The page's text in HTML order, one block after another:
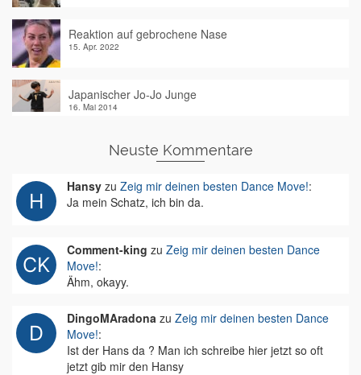
Reaktion auf gebrochene Nase
15. Apr. 2022
Japanischer Jo-Jo Junge
16. Mai 2014
Neuste Kommentare
Hansy zu Zeig mir deinen besten Dance Move!:
Ja mein Schatz, ich bin da.
Comment-king zu Zeig mir deinen besten Dance
Move!:
Ähm, okayy.
DingoMAradona zu Zeig mir deinen besten Dance
Move!:
Ist der Hans da ? Man ich schreibe hier jetzt so oft
jetzt gib mir den Hansy